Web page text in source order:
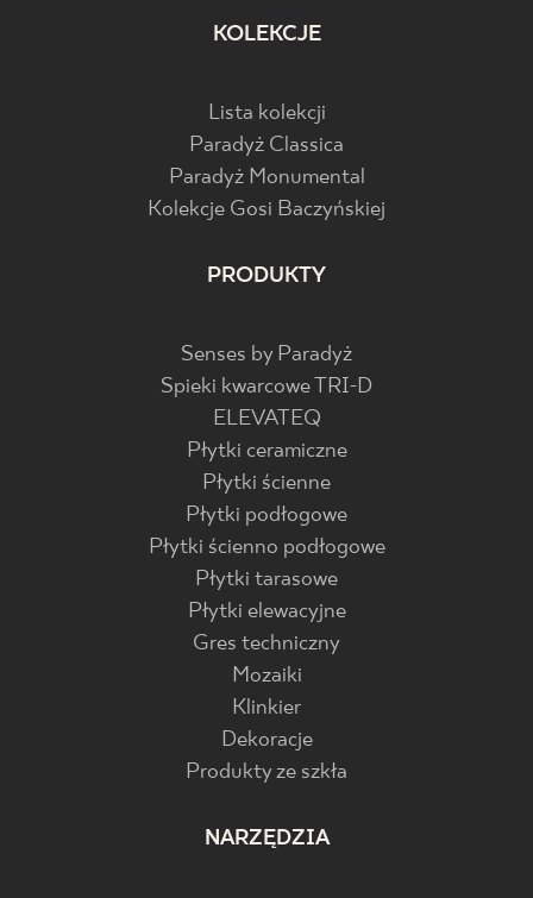
KOLEKCJE
Lista kolekcji
Paradyż Classica
Paradyż Monumental
Kolekcje Gosi Baczyńskiej
PRODUKTY
Senses by Paradyż
Spieki kwarcowe TRI-D
ELEVATEQ
Płytki ceramiczne
Płytki ścienne
Płytki podłogowe
Płytki ścienno podłogowe
Płytki tarasowe
Płytki elewacyjne
Gres techniczny
Mozaiki
Klinkier
Dekoracje
Produkty ze szkła
NARZĘDZIA